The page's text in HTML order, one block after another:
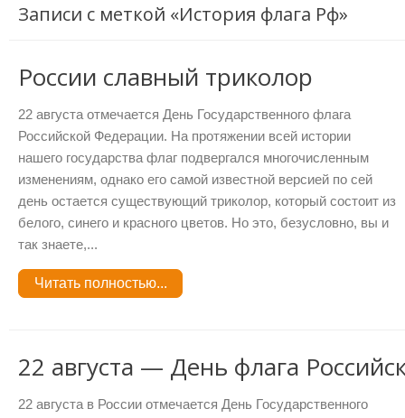
Записи с меткой «История флага Рф»
России славный триколор
22 августа отмечается День Государственного флага
Российской Федерации. На протяжении всей истории
нашего государства флаг подвергался многочисленным
изменениям, однако его самой известной версией по сей
день остается существующий триколор, который состоит из
белого, синего и красного цветов. Но это, безусловно, вы и
так знаете,...
Читать полностью...
22 августа — День флага
22 августа в России отмечается День Государственного